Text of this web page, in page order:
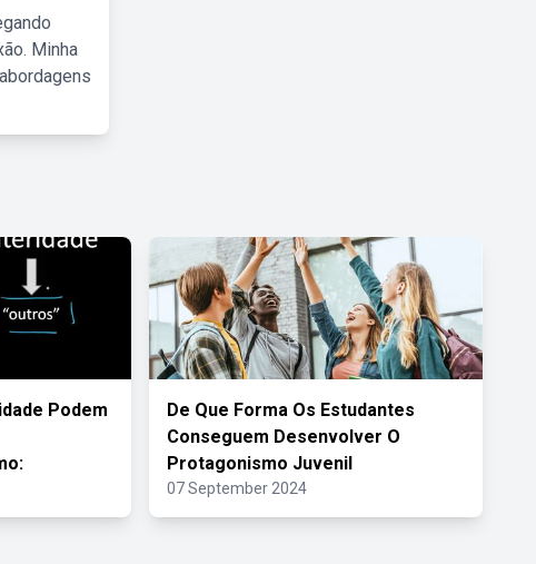
Minha
Podem
De Que Forma Os Estudantes
Conseguem Desenvolver O
Protagonismo Juvenil
07 September 2024